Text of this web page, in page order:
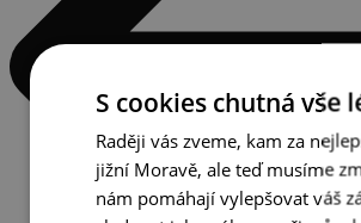
S cookies chutná vše
Raději vás zveme, kam za
jižní Moravě, ale teď musíme
nám pomáhají vylepšovat váš